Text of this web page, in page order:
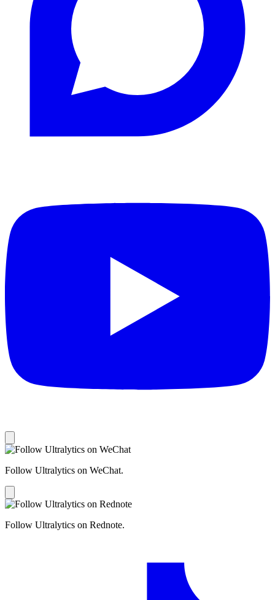
Follow Ultralytics on WeChat.
Follow Ultralytics on Rednote.